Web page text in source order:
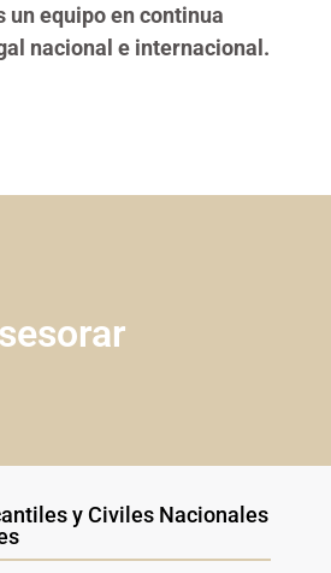
un equipo en continua
nacional e internacional.
y Civiles Nacionales